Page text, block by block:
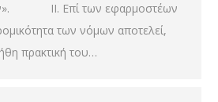
ΙΙ. Επί των εφαρμοστέων
των νόμων αποτελεί,
πρακτική του…